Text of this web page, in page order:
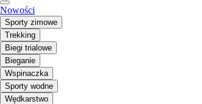
Nowości
Sporty zimowe
Trekking
Biegi trialowe
Bieganie
Wspinaczka
Sporty wodne
Wędkarstwo